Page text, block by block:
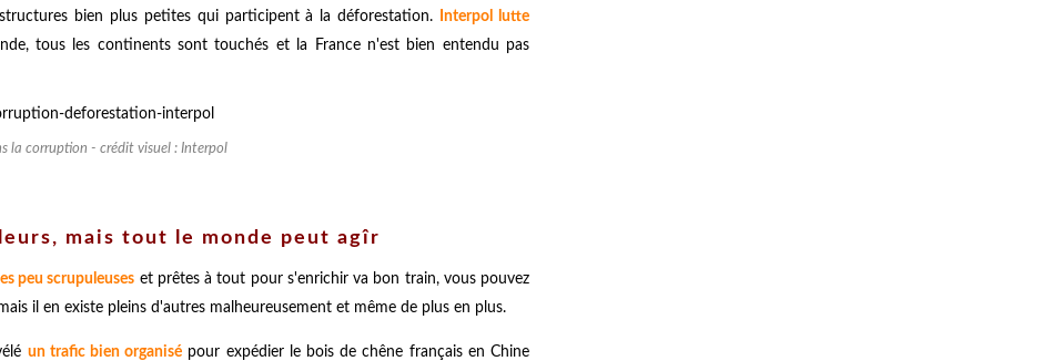
bien plus petites qui participent à la déforestation.
Interpol lutte
tous les continents sont touchés et la France n'est bien entendu pas
la corruption - crédit visuel : Interpol
mais tout le monde peut agîr
peu scrupuleuses et prêtes à tout pour s'enrichir va bon train, vous pouvez
il en existe pleins d'autres malheureusement et même de plus en plus.
un trafic bien organisé pour expédier le bois de chêne français en Chine